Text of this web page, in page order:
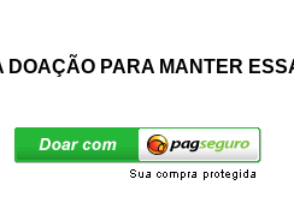
DOAÇÃO PARA MANTER